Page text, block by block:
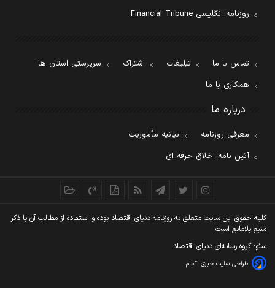
روزنامه انگلیسی Financial Tribune
تماس با ما تبلیغات اشتراک
سرپرستی استان ها
همکاری با ما
درباره ما
معرفی روزنامه
بیانیه مأموریت
آئین نامه اخلاق حرفه ای
کليه حقوق اين سايت متعلق به روزنامه دنيای اقتصاد بوده و استفاده از مطالب آن با ذکر
منبع بلامانع است
سئو: گروه رسانه‌ای دنیای اقتصاد
طراحی سایت خبری آسام